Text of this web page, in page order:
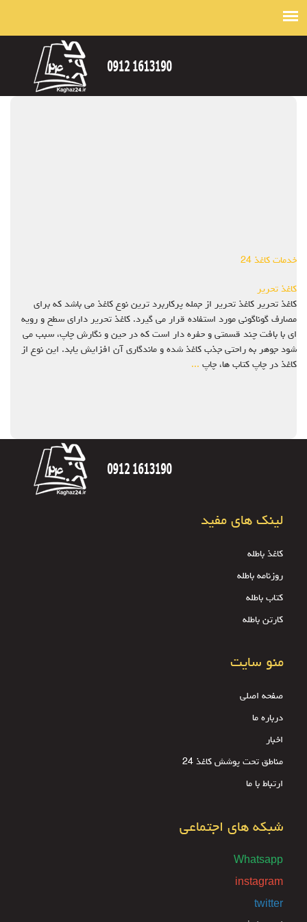
خدمات کاغذ 24
کاغذ تحریر
کاغذ تحریر کاغذ تحریر از جمله پرکاربرد ترین نوع کاغذ می باشد که برای
مصارف گوناگونی مورد استفاده قرار می گیرد. کاغذ تحریر دارای سطح و رویه
ای با بافت چند قسمتی و حفره دار است که در حین و نگارش چاپ، سبب می
شود جوهر به راحتی جذب کاغذ شده و ماندگاری آن افزایش یابد. این نوع از
کاغذ در چاپ کتاب ها، چاپ ...
لینک های مفید
کاغذ باطله
روزنامه باطله
کتاب باطله
کارتن باطله
منو سایت
صفحه اصلی
درباره ما
اخبار
مناطق تحت پوشش کاغذ 24
ارتباط با ما
شبکه های اجتماعی
Whatsapp
instagram
twitter